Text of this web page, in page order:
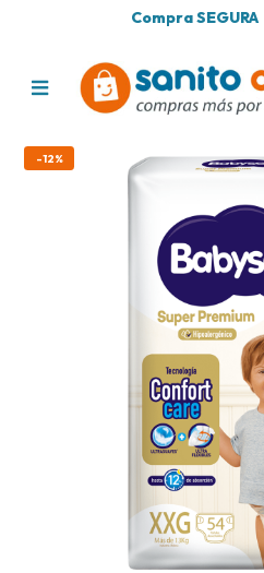
Compra SEGURA
-12%